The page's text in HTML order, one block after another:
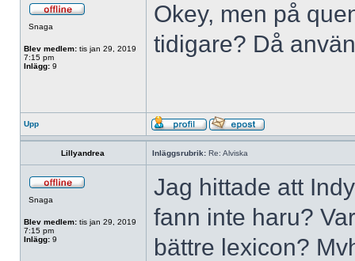
Snaga
Blev medlem: tis jan 29, 2019
7:15 pm
Inlägg: 9
Okey, men på
tidigare? Då
Upp
Lillyandrea Inläggsrubrik: Re: Alviska
Snaga
Blev medlem: tis jan 29, 2019
7:15 pm
Inlägg: 9
Jag hittade att
fann inte haru?
bättre lexicon?